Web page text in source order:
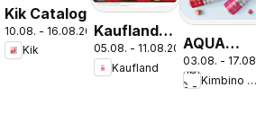
Kik Catalog
10.08. - 16.08.2026
Kik
Kaufland
Catalog
Tematic
05.08. - 11.08.2026
Kaufland
AQUA
Carpatica
Flavours
03.08. -
Kimbino MG - RO